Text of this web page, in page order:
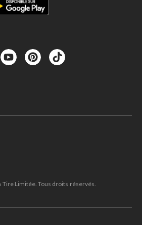
Tire Limitée. Tous droits réservés.